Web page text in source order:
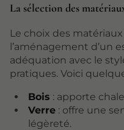
La sélection des
Le choix des
l’aménagement d’un
adéquation avec le
pratiques. Voici
Bois : apporte
Verre: offre une
légèreté.